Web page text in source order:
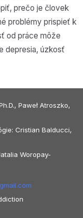
prečo je človek
problémy prispieť k
od práce môže
depresia, úzkosť
Paweł Atroszko,
Cristian Balducci,
Woropay-
gmail.com